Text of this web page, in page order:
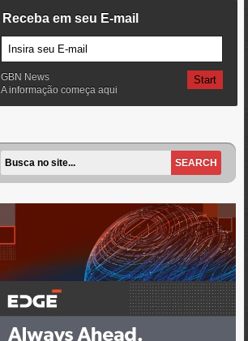
Receba em seu E-mail
GBN News
A informação começa aqui